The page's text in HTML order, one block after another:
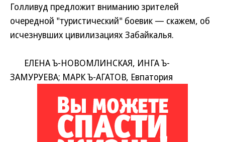
Голливуд предложит вниманию зрителей
очередной "туристический" боевик — скажем, об
исчезнувших цивилизациях Забайкалья.
ЕЛЕНА Ъ-НОВОМЛИНСКАЯ, ИНГА Ъ-
ЗАМУРУЕВА; МАРК Ъ-АГАТОВ, Евпатория